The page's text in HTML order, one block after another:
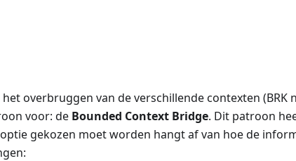
overbruggen van de verschillende contexten (BRK
voor: de Bounded Context Bridge. Dit patroon
gekozen moet worden hangt af van hoe de